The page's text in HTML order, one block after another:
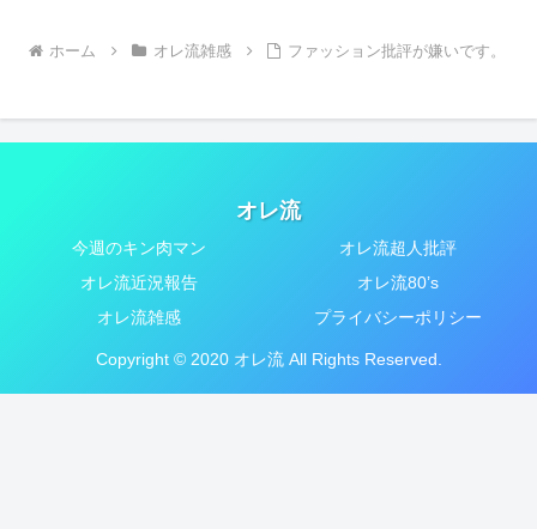
ホーム オレ流雑感 ファッション批評が嫌いです。
オレ流
今週のキン肉マン
オレ流超人批評
オレ流近況報告
オレ流80’s
オレ流雑感
プライバシーポリシー
Copyright © 2020 オレ流 All Rights Reserved.